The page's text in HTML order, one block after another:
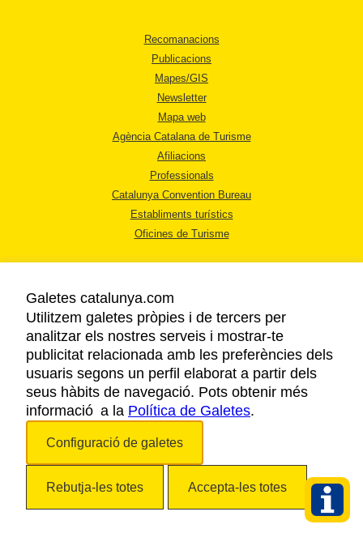
Recomanacions
Publicacions
Mapes/GIS
Newsletter
Mapa web
Agència Catalana de Turisme
Afiliacions
Professionals
Catalunya Convention Bureau
Establiments turístics
Oficines de Turisme
AVÍS LEGAL
POLÍTICA DE PRIVACITAT
COOKIES
ACCESSIBILITAT
Galetes catalunya.com
Utilitzem galetes pròpies i de tercers per
analitzar els nostres serveis i mostrar-te
publicitat relacionada amb les preferències dels
usuaris segons un perfil elaborat a partir dels
seus hàbits de navegació. Pots obtenir més
informació a la Política de Galetes.
Configuració de galetes
Rebutja-les totes Accepta-les totes